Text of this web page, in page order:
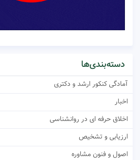
دسته‌بندی‌ها
آمادگی کنکور ارشد و دکتری
اخبار
اخلاق حرفه ای در روانشناسی
ارزیابی و تشخیص
اصول و فنون مشاوره